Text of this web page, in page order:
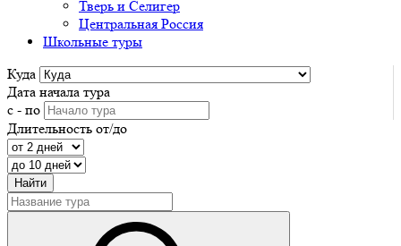
Тверь и Селигер
Центральная Россия
Школьные туры
Куда
Дата начала тура
с - по
Длительность от/до